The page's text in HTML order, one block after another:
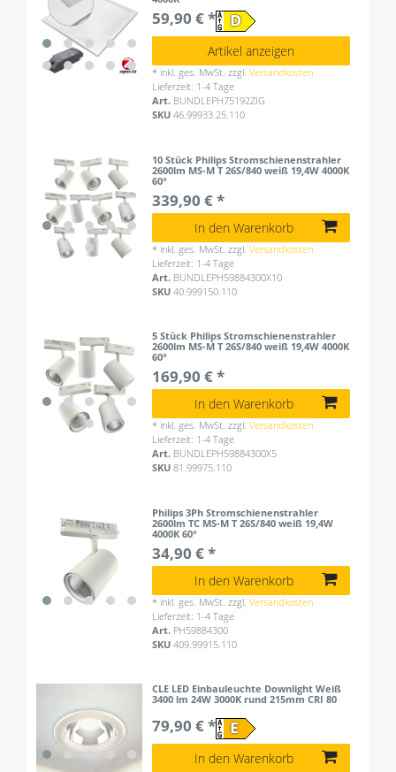
59,90 € *
Artikel anzeigen
* inkl. ges. MwSt. zzgl.Versandkosten
Lieferzeit: 1-4 Tage
Art. BUNDLEPH75192ZIG
SKU46.99933.25.110
10 Stück Philips Stromschienenstrahler
2600lm MS-M T 26S/840 weiß 19,4W 4000K
60°
339,90 € *
In den Warenkorb
* inkl. ges. MwSt. zzgl.Versandkosten
Lieferzeit: 1-4 Tage
Art. BUNDLEPH59884300X10
SKU40.999150.110
5 Stück Philips Stromschienenstrahler
2600lm MS-M T 26S/840 weiß 19,4W 4000K
60°
169,90 € *
In den Warenkorb
* inkl. ges. MwSt. zzgl.Versandkosten
Lieferzeit: 1-4 Tage
Art. BUNDLEPH59884300X5
SKU81.99975.110
Philips 3Ph Stromschienenstrahler
2600lm TC MS-M T 26S/840 weiß 19,4W
4000K 60°
34,90 € *
In den Warenkorb
* inkl. ges. MwSt. zzgl.Versandkosten
Lieferzeit: 1-4 Tage
Art. PH59884300
SKU409.99915.110
CLE LED Einbauleuchte Downlight Weiß
3400 lm 24W 3000K rund 215mm CRI 80
79,90 € *
In den Warenkorb